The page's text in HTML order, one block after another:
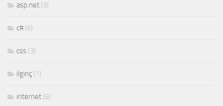
asp.net (3)
c# (6)
css (3)
ilginç (1)
internet (6)